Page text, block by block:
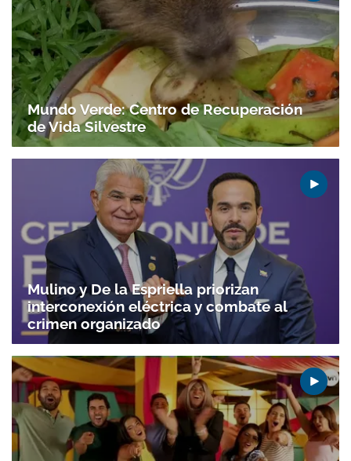
Mundo Verde: Centro de Recuperación
de Vida Silvestre
Mulino y De la Espriella priorizan
interconexión eléctrica y combate al
crimen organizado